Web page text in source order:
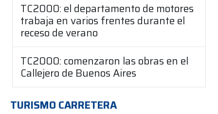
TC2000: el departamento de motores
trabaja en varios frentes durante el
receso de verano
TC2000: comenzaron las obras en el
Callejero de Buenos Aires
TURISMO CARRETERA